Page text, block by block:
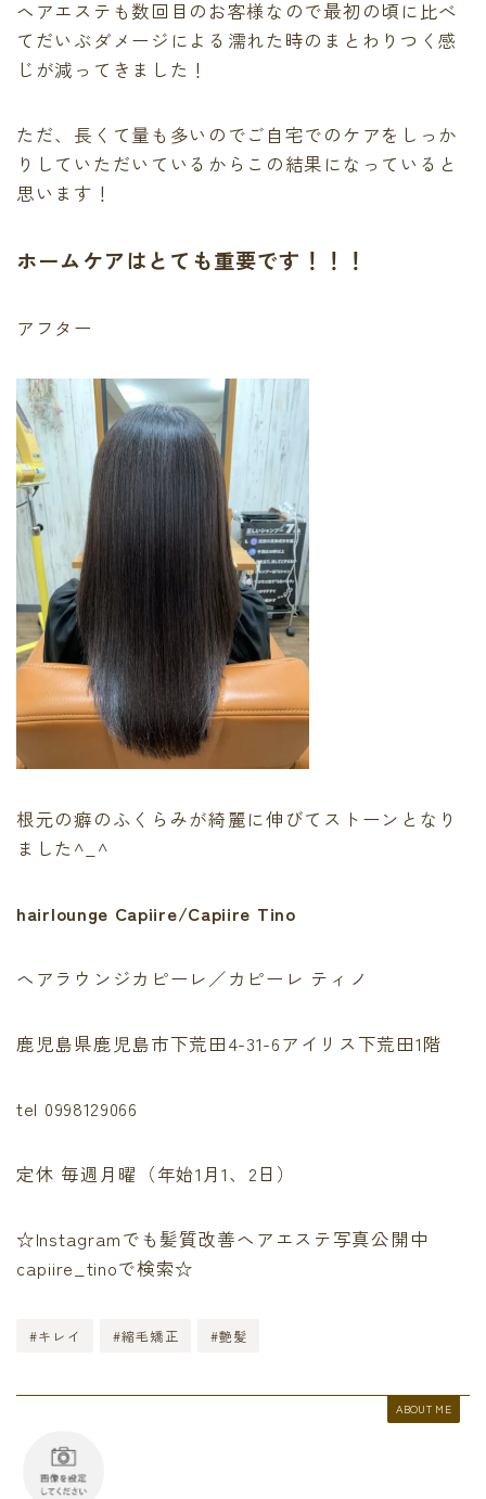
ヘアエステも数回目のお客様なので最初の頃に比べ
てだいぶダメージによる濡れた時のまとわりつく感
じが減ってきました！
ただ、長くて量も多いのでご自宅でのケアをしっか
りしていただいているからこの結果になっていると
思います！
ホームケアはとても重要です！！！
アフター
根元の癖のふくらみが綺麗に伸びてストーンとなり
ました^_^
hairlounge Capiire/Capiire Tino
ヘアラウンジカピーレ／カピーレ ティノ
鹿児島県鹿児島市下荒田4-31-6アイリス下荒田1階
tel 0998129066
定休 毎週月曜（年始1月1、2日）
☆Instagramでも髪質改善ヘアエステ写真公開中
capiire_tinoで検索☆
#キレイ #縮毛矯正 #艶髪
ABOUT ME